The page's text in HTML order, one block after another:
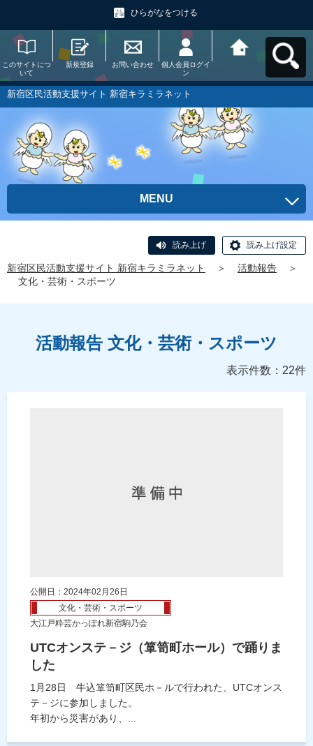
ひらがなをつける
このサイトにつ
いて
新規登録 お問い合わせ
個人会員ログイ
ン
ラミラネットへ
新宿区民活動支援サイト 新宿キラミラネット
MENU
読み上げ 読み上げ設定
新宿区民活動支援サイト 新宿キラミラネット ＞ 活動報告
＞
文化・芸術・スポーツ
活動報告 文化・芸術・スポーツ
表示件数：22件
公開日：2024年02月26日
文化・芸術・スポーツ
大江戸粋芸かっぽれ新宿駒乃会
UTCオンステ－ジ（箪笥町ホール）で踊りま
した
1月28日 牛込箪笥町区民ホ－ルで行われた、UTCオンス
テ－ジに参加しました。
年初から災害があり、...